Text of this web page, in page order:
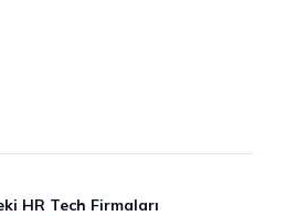
HR Tech Firmaları